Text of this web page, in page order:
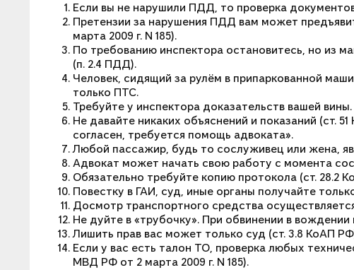
Если вы не нарушили ПДД, то проверка
Претензии за нарушения ПДД вам может
марта 2009 г. N 185).
По требованию инспектора остановитесь, но из
(п. 2.4 ПДД).
Человек, сидящий за рулём в припаркованной
только ПТС.
Требуйте у инспектора доказательств вашей
Не давайте никаких объяснений и показаний (ст.
согласен, требуется помощь адвоката».
Любой пассажир, будь то сослуживец или жена,
Адвокат может начать свою работу с момента
Обязательно требуйте копию протокола (ст. 28.2
Повестку в ГАИ, суд, иные органы получайте
Досмотр транспортного средства
Не дуйте в «трубочку». При обвинении в
Лишить прав вас может только суд (ст. 3.8 КоАП
Если у вас есть талон ТО, проверка любых
МВД РФ от 2 марта 2009 г. N 185).